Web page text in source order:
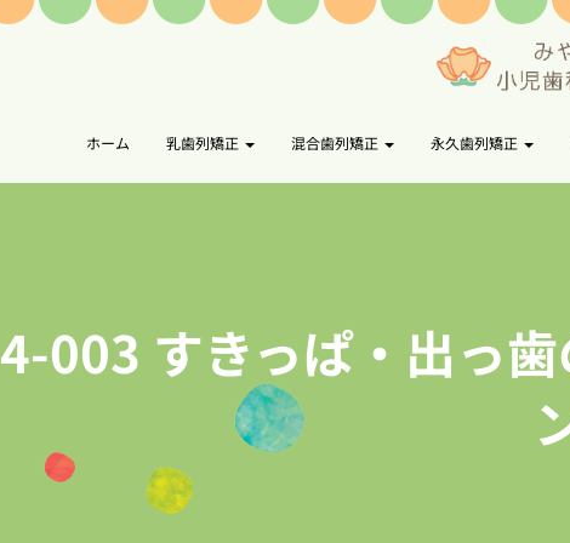
ホーム 乳歯列矯正 混合歯列矯正 永久歯列矯正
4-003 すきっぱ・出っ